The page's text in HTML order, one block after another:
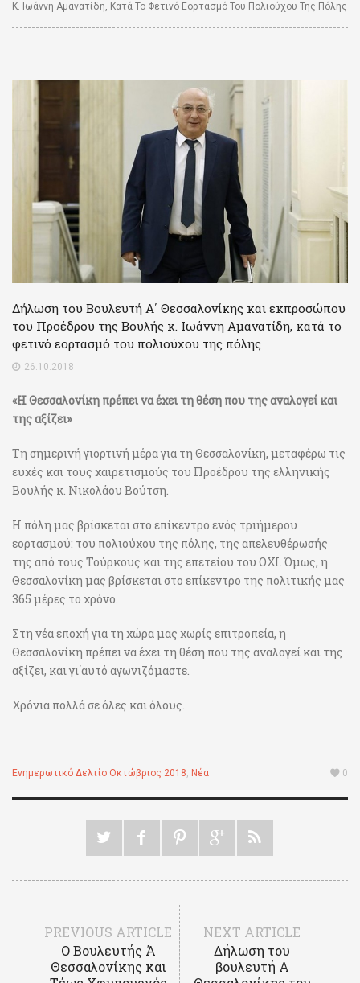
Κ. Ιωάννη Αμανατίδη, Κατά Το Φετινό Εορτασμό Του Πολιούχου Της Πόλης
Δήλωση του Βουλευτή Α΄ Θεσσαλονίκης και εκπροσώπου
του Προέδρου της Βουλής κ. Ιωάννη Αμανατίδη, κατά το
φετινό εορτασμό του πολιούχου της πόλης
26.10.2018
«Η Θεσσαλονίκη πρέπει να έχει τη θέση που της αναλογεί και
της αξίζει»
Τη σημερινή γιορτινή μέρα για τη Θεσσαλονίκη, μεταφέρω τις
ευχές και τους χαιρετισμούς του Προέδρου της ελληνικής
Βουλής κ. Νικολάου Βούτση.
Η πόλη μας βρίσκεται στο επίκεντρο ενός τριήμερου
εορτασμού: του πολιούχου της πόλης, της απελευθέρωσής
της από τους Τούρκους και της επετείου του ΟΧΙ. Όμως, η
Θεσσαλονίκη μας βρίσκεται στο επίκεντρο της πολιτικής μας
365 μέρες το χρόνο.
Στη νέα εποχή για τη χώρα μας χωρίς επιτροπεία, η
Θεσσαλονίκη πρέπει να έχει τη θέση που της αναλογεί και της
αξίζει, και γι΄αυτό αγωνιζόμαστε.
Χρόνια πολλά σε όλες και όλους.
Ενημερωτικό Δελτίο Οκτώβριος 2018, Νέα 0
PREVIOUS ARTICLE
Ο Βουλευτής Ά
Θεσσαλονίκης και
NEXT ARTICLE
Δήλωση του
βουλευτή Α